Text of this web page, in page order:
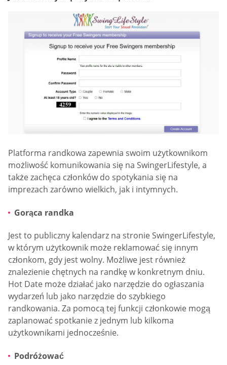
Platforma randkowa zapewnia swoim użytkownikom
możliwość komunikowania się na SwingerLifestyle, a
także zachęca członków do spotykania się na
imprezach zarówno wielkich, jak i intymnych.
Gorąca randka
Jest to publiczny kalendarz na stronie SwingerLifestyle,
w którym użytkownik może reklamować się innym
członkom, gdy jest wolny. Możliwe jest również
znalezienie chętnych na randkę w konkretnym dniu.
Hot Date może działać jako narzędzie do ogłaszania
wydarzeń lub jako narzędzie do szybkiego
randkowania. Za pomocą tej funkcji członkowie mogą
zaplanować spotkanie z jednym lub kilkoma
użytkownikami jednocześnie.
Podróżować